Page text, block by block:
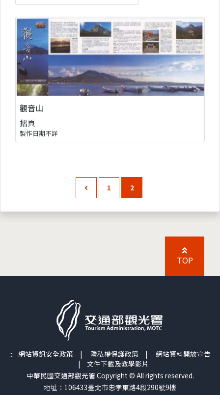
觀音山
摺頁
製作日期不詳
1 2
TOP
::: 網站資訊安全政策 | 隱私權保護政策 | 網站資料開放宣告
| 文件下載及教學影片
中華民國交通部觀光署 Copyright © All rights reserved.
地址：106433臺北市忠孝東路4段290號9樓